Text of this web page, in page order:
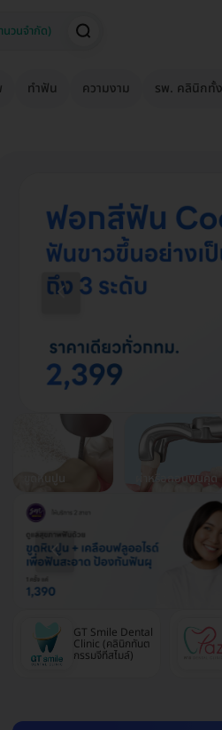
ทำฟัน ความงาม รพ. คลินิกทั้
ขูดหินปูน ผ่าหรือถอนฟันคุด
GT Smile Dental
Clinic (คลินิกทันต
กรรมจีทีสไมล์)